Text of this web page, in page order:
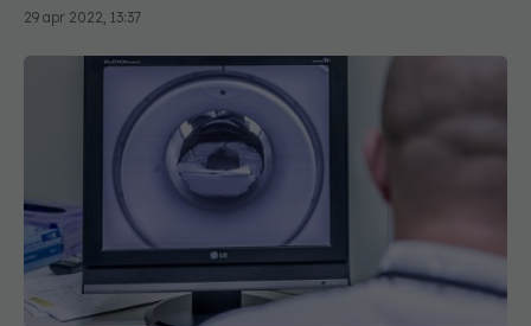
29 apr 2022, 13:37